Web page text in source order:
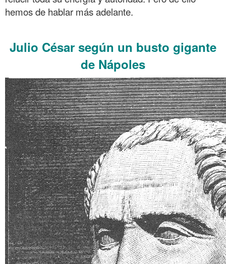
hemos de hablar más adelante.
Julio César según un busto gigante
de Nápoles